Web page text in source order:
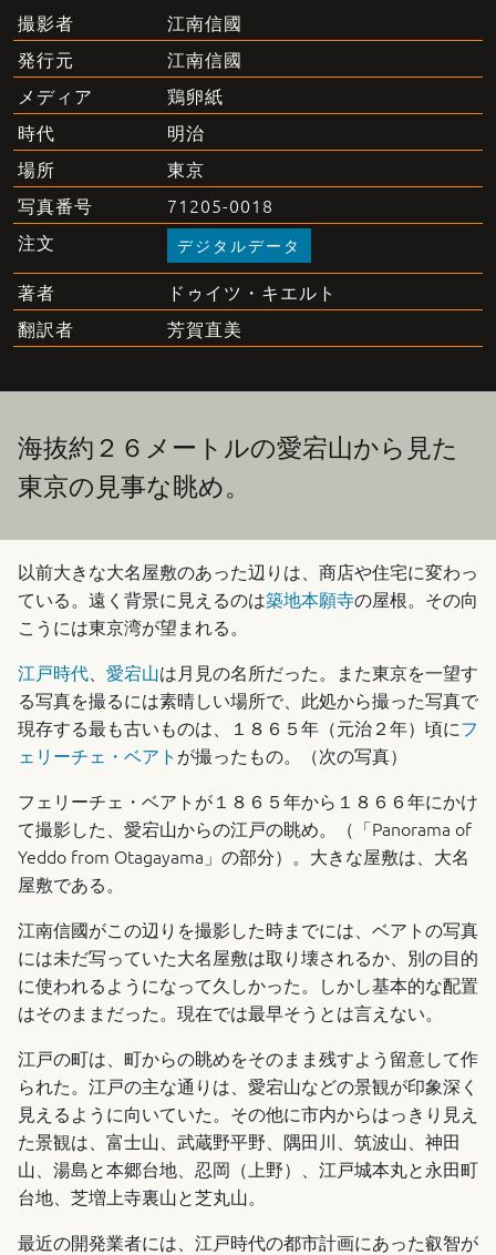
撮影者 江南信國
発行元 江南信國
メディア 鶏卵紙
時代 明治
場所 東京
写真番号 71205-0018
注文 デジタルデータ
著者 ドゥイツ・キエルト
翻訳者 芳賀直美
海抜約２６メートルの愛宕山から見た
東京の見事な眺め。
以前大きな大名屋敷のあった辺りは、商店や住宅に変わっ
ている。遠く背景に見えるのは築地本願寺の屋根。その向
こうには東京湾が望まれる。
江戸時代
愛宕山は月見の名所だった。また東京を一望す
る写真を撮るには素晴しい場所で、此処から撮った写真で
現存する最も古いものは、１８６５年（元治２年）頃にフ
ェリーチェ・ベアト が撮ったもの。（次の写真）
フェリーチェ・ベアトが１８６５年から１８６６年にかけ
て撮影した、愛宕山からの江戸の眺め。（「Panorama of
Yeddo from Otagayama」の部分）。大きな屋敷は、大名
屋敷である。
江南信國がこの辺りを撮影した時までには、ベアトの写真
には未だ写っていた大名屋敷は取り壊されるか、別の目的
に使われるようになって久しかった。しかし基本的な配置
はそのままだった。現在では最早そうとは言えない。
江戸の町は、町からの眺めをそのまま残すよう留意して作
られた。江戸の主な通りは、愛宕山などの景観が印象深く
見えるように向いていた。その他に市内からはっきり見え
た景観は、富士山、武蔵野平野、隅田川、筑波山、神田
山、湯島と本郷台地、忍岡（上野）、江戸城本丸と永田町
台地、芝増上寺裏山と芝丸山。
最近の開発業者には、江戸時代の都市計画にあった叡智が